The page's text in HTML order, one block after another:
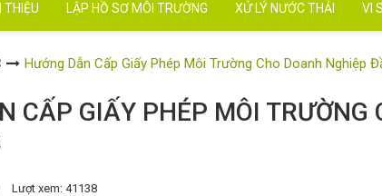
THIỆU LẬP HỒ SƠ MÔI TRƯỜNG XỬ LÝ NƯỚC THẢI VI
Hướng Dẫn Cấp Giấy Phép Môi Trường Cho Doanh Nghiệp
CẤP GIẤY PHÉP MÔI
Lượt xem: 41138